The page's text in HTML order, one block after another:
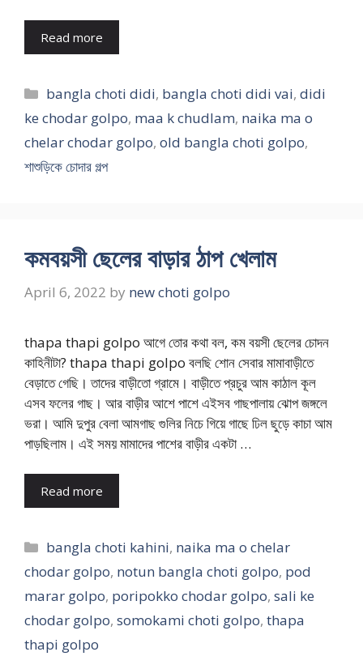
Read more
Categories
bangla choti didi, bangla choti didi vai,didi
ke chodar golpo, maa k chudlam, naika ma o
chelar chodar golpo, old bangla choti golpo,
শাশুড়িকে চোদার গল্প
কমবয়সী ছেলের বাড়ার ঠাপ খেলাম
April 6, 2022 by new choti golpo
thapa thapi golpo আগে তোর কথা বল, কম বয়সী ছেলের চোদন
কাহিনীটা? thapa thapi golpo বলছি শোন সেবার মামাবাড়ীতে
বেড়াতে গেছি। তাদের বাড়ীতো গ্রামে। বাড়ীতে প্রচুর আম কাঠাল কূল
এসব ফলের গাছ। আর বাড়ীর আশে পাশে এইসব গাছপালায় ঝোপ জঙ্গলে
ভরা। আমি দুপুর বেলা আমগাছ গুলির নিচে গিয়ে গাছে ঢিল ছুড়ে কাচা আম
পাড়ছিলাম। এই সময় মামাদের পাশের বাড়ীর একটা …
Read more
Categories
bangla choti kahini, naika ma o chelar
chodar golpo, notun bangla choti golpo, pod
marar golpo, poripokko chodar golpo, sali ke
chodar golpo, somokami choti golpo, thapa
thapi golpo